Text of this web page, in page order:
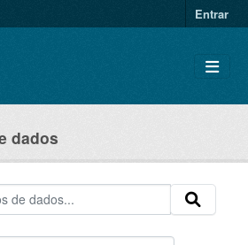
Entrar
dados